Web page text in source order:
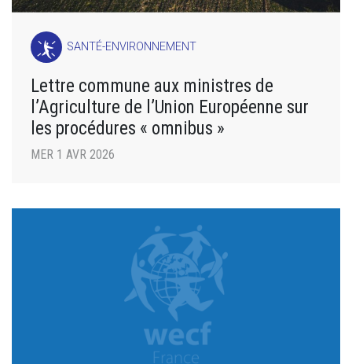
SANTÉ-ENVIRONNEMENT
Lettre commune aux ministres de
l’Agriculture de l’Union Européenne sur
les procédures « omnibus »
MER 1 AVR 2026